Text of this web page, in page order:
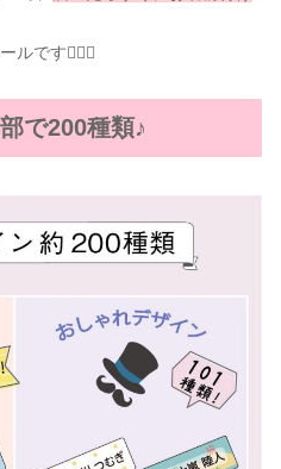
です👌🏻💫
で200種類♪